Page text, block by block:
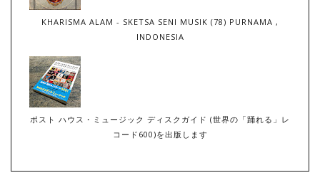
KHARISMA ALAM - SKETSA SENI MUSIK (78) PURNAMA ,
INDONESIA
ポスト ハウス・ミュージック ディスクガイド (世界の「踊れる」レ
コード600)を出版します